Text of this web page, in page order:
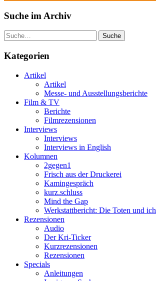
Suche im Archiv
Suche
Kategorien
Artikel
Artikel
Messe- und Ausstellungsberichte
Film & TV
Berichte
Filmrezensionen
Interviews
Interviews
Interviews in English
Kolumnen
2gegen1
Frisch aus der Druckerei
Kamingespräch
kurz.schluss
Mind the Gap
Werkstattbericht: Die Toten und ich
Rezensionen
Audio
Der Kri-Ticker
Kurzrezensionen
Rezensionen
Specials
Anleitungen